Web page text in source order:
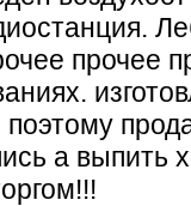
прочее
а выпить